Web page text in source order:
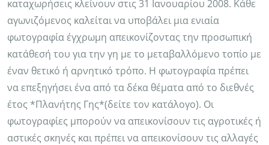
καταχωρήσεις κλείνουν στις 31 Ιανουαρίου 2008. Κάθε
αγωνιζόμενος καλείται να υποβάλει μια ενιαία
φωτογραφία έγχρωμη απεικονίζοντας την προσωπική
κατάθεσή του για την γη με το μεταβαλλόμενο τοπίο με
έναν θετικό ή αρνητικό τρόπο. Η φωτογραφία πρέπει
να επεξηγήσει ένα από τα δέκα θέματα από το διεθνές
έτος *Πλανήτης Γης*(δείτε τον κατάλογο). Οι
φωτογραφίες μπορούν να απεικονίσουν τις αγροτικές ή
αστικές σκηνές και πρέπει να απεικονίσουν τις αλλαγές